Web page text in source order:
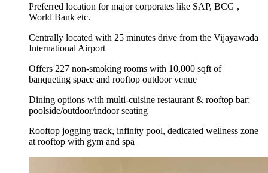
Preferred location for major corporates like SAP, BCG ,
World Bank etc.
Centrally located with 25 minutes drive from the Vijayawada
International Airport
Offers 227 non-smoking rooms with 10,000 sqft of
banqueting space and rooftop outdoor venue
Dining options with multi-cuisine restaurant & rooftop bar;
poolside/outdoor/indoor seating
Rooftop jogging track, infinity pool, dedicated wellness zone
at rooftop with gym and spa